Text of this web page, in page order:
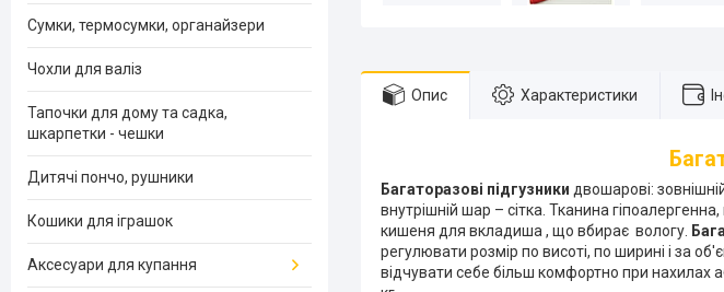
Опис Характеристики
Багаторазові підгузники двошарові:
внутрішній шар – сітка. Тканина
кишеня для вкладиша , що вбирає вологу.
регулювати розмір по висоті, по ширині і за
відчувати себе більш комфортно при нахилах
Сумки, термосумки, органайзери
Чохли для валіз
Тапочки для дому та садка,
шкарпетки - чешки
Дитячі пончо, рушники
Кошики для іграшок
Аксесуари для купання